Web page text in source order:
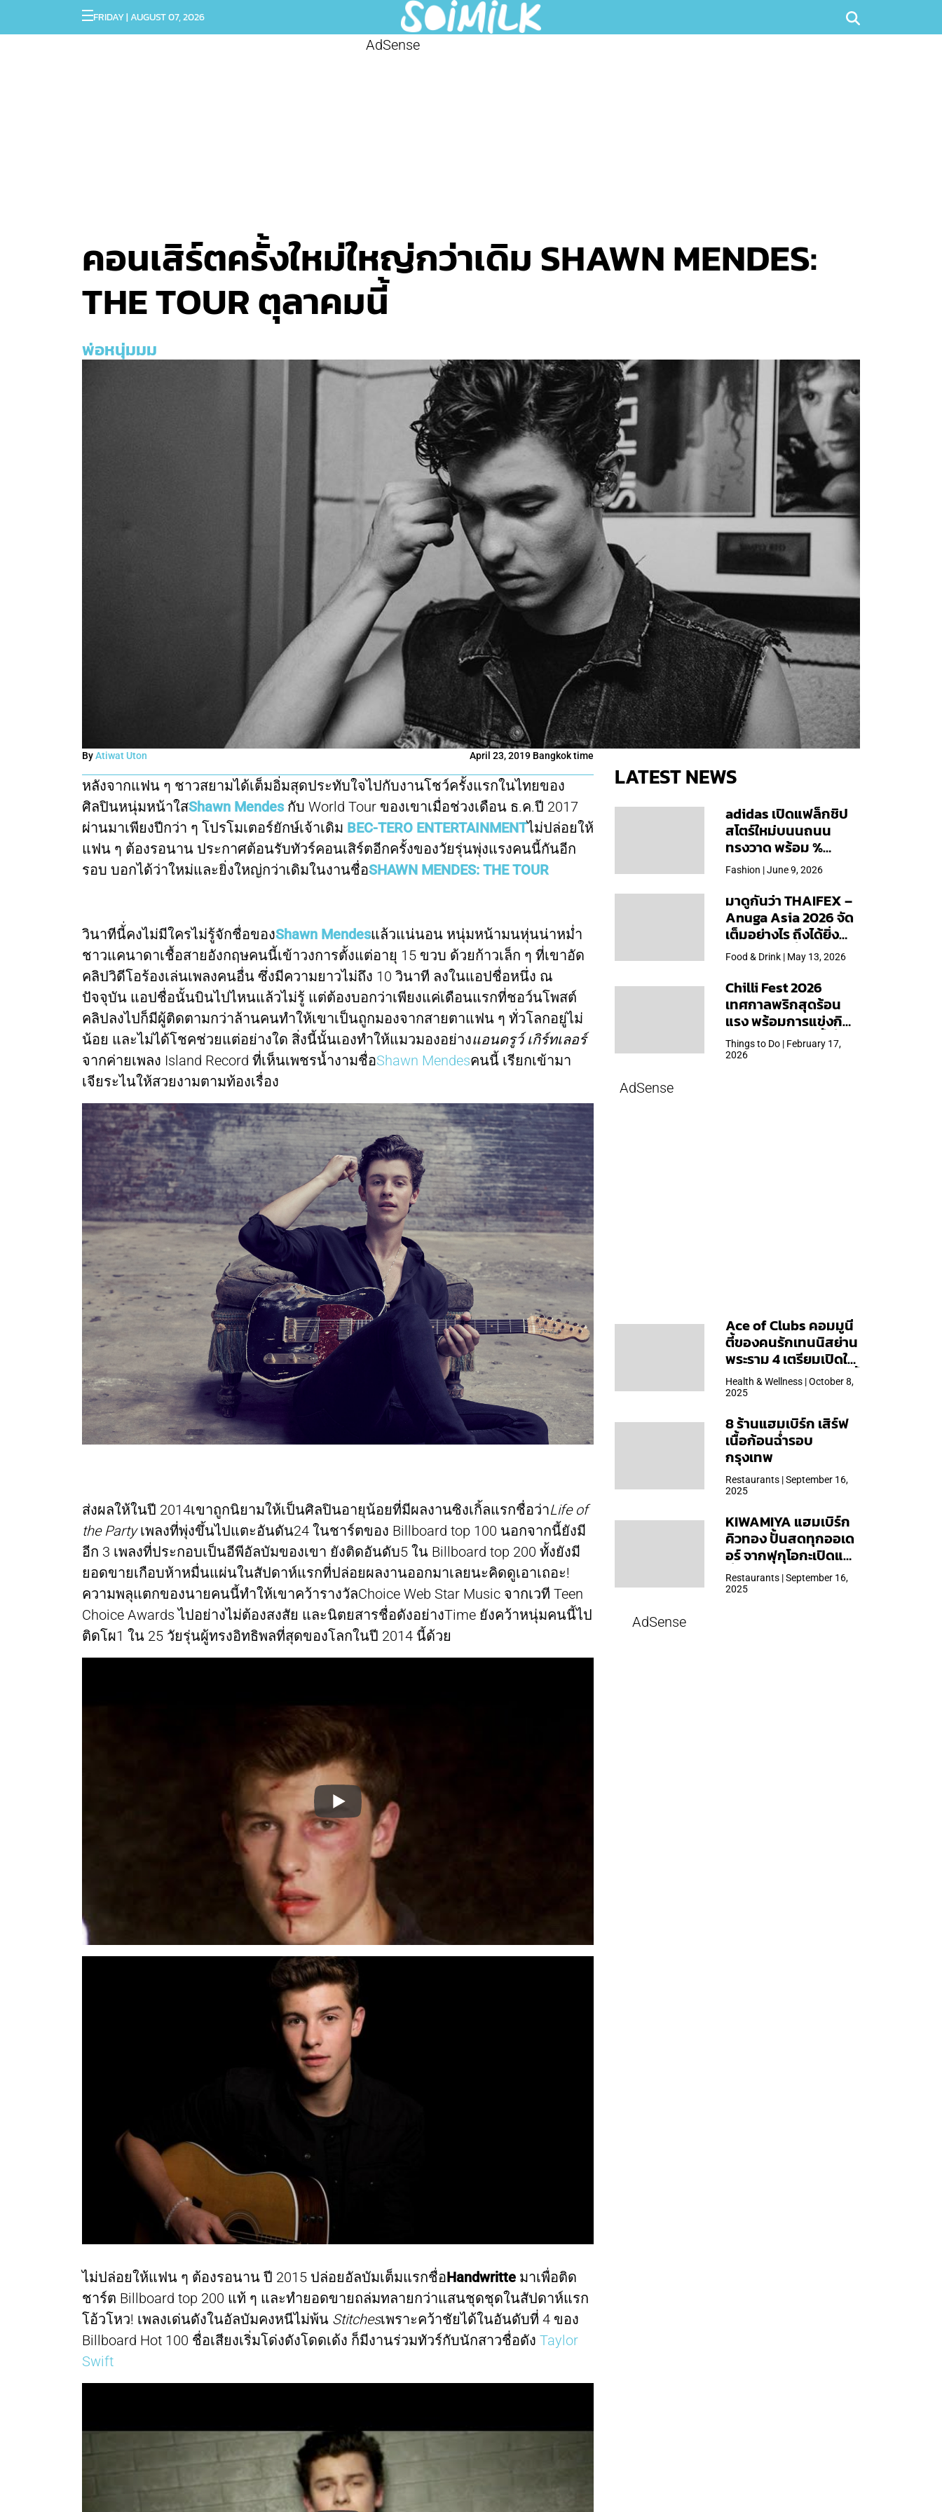
FRIDAY | AUGUST 07, 2026
AdSense
คอนเสิร์ตครั้งใหม่ใหญ่กว่าเดิม SHAWN MENDES:
THE TOUR ตุลาคมนี้
พ่อหนุ่มมม
ByAtiwat Uton April 23, 2019 Bangkok time
หลังจากแฟน ๆ ชาวสยามได้เต็มอิ่มสุดประทับใจไปกับงานโชว์ครั้งแรกในไทยของ
ศิลปินหนุ่มหน้าใสShawn Mendesกับ World Tour ของเขาเมื่อช่วงเดือน ธ.ค.ปี 2017
ผ่านมาเพียงปีกว่า ๆ โปรโมเตอร์ยักษ์เจ้าเดิม BEC-TERO ENTERTAINMENTไม่ปล่อยให้
แฟน ๆ ต้องรอนาน ประกาศต้อนรับทัวร์คอนเสิร์ตอีกครั้งของวัยรุ่นพุ่งแรงคนนี้กันอีก
รอบ บอกได้ว่าใหม่และยิ่งใหญ่กว่าเดิมในงานชื่อSHAWN MENDES: THE TOUR
วินาทีนี้่คงไม่มีใครไม่รู้จักชื่อของShawn Mendesแล้วแน่นอน หนุ่มหน้ามนหุ่นน่าหม่ำ
ชาวแคนาดาเชื้อสายอังกฤษคนนี้เข้าวงการตั้งแต่อายุ 15 ขวบ ด้วยก้าวเล็ก ๆ ที่เขาอัด
คลิปวิดีโอร้องเล่นเพลงคนอื่น ซึ่งมีความยาวไม่ถึง 10 วินาที ลงในแอปชื่อหนึ่ง ณ
ปัจจุบัน แอปชื่อนั้นบินไปไหนแล้วไม่รู้ แต่ต้องบอกว่าเพียงแค่เดือนแรกที่ชอว์นโพสต์
คลิปลงไปก็มีผู้ติดตามกว่าล้านคนทำให้เขาเป็นถูกมองจากสายตาแฟน ๆ ทั่วโลกอยู่ไม่
น้อย และไม่ได้โชคช่วยแต่อย่างใด สิ่งนี้นั้นเองทำให้แมวมองอย่างแอนดรูว์ เกิร์ทเลอร์
จากค่ายเพลง Island Record ที่เห็นเพชรน้ำงามชื่อShawn Mendesคนนี้ เรียกเข้ามา
เจียระไนให้สวยงามตามท้องเรื่อง
ส่งผลให้ในปี 2014เขาถูกนิยามให้เป็นศิลปินอายุน้อยที่มีผลงานซิงเกิ้ลแรกชื่อว่าLife of
the Partyเพลงที่พุ่งขึ้นไปแตะอันดัน24 ในชาร์ตของ Billboard top 100 นอกจากนี้ยังมี
อีก 3 เพลงที่ประกอบเป็นอีพีอัลบัมของเขา ยังติดอันดับ5 ใน Billboard top 200 ทั้งยังมี
ยอดขายเกือบห้าหมื่นแผ่นในสัปดาห์แรกที่ปล่อยผลงานออกมาเลยนะคิดดูเอาเถอะ!
ความพลุแตกของนายคนนี้ทำให้เขาคว้ารางวัลChoice Web Star Music จากเวที Teen
Choice Awards ไปอย่างไม่ต้องสงสัย และนิตยสารชื่อดังอย่างTime ยังคว้าหนุ่มคนนี้ไป
ติดโผ1 ใน 25 วัยรุ่นผู้ทรงอิทธิพลที่สุดของโลกในปี 2014 นี้ด้วย
ไม่ปล่อยให้แฟน ๆ ต้องรอนาน ปี 2015 ปล่อยอัลบัมเต็มแรกชื่อHandwritte มาเพื่อติด
ชาร์ต Billboard top 200 แท้ ๆ และทำยอดขายถล่มทลายกว่าแสนชุดชุดในสัปดาห์แรก
โอ้วโหว! เพลงเด่นดังในอัลบัมคงหนีไม่พ้น Stitchesเพราะคว้าชัยได้ในอันดับที่ 4 ของ
Billboard Hot 100 ชื่อเสียงเริ่มโด่งดังโดดเด้ง ก็มีงานร่วมทัวร์กับนักสาวชื่อดัง Taylor
Swift
LATEST NEWS
adidas เปิดแฟล็กชิป
สโตร์ใหม่บนนถนน
ทรงวาด พร้อม %
Arabica และคอลเลก
ชันพิเศษเฉพาะสาขา
Fashion | June 9, 2026
มาดูกันว่า THAIFEX –
Anuga Asia 2026 จัด
เต็มอย่างไร ถึงได้ยิ่ง
ใหญ่สุดเท่าที่เคยจัดมา
Food & Drink | May 13, 2026
Chilli Fest 2026
เทศกาลพริกสุดร้อน
แรง พร้อมการแข่งกิน
พริก จัด 28 มี.ค.นี้ ที่โรง
แรมคิมป์ตัน มาลัยฯ
Things to Do | February 17,
2026
AdSense
Ace of Clubs คอมมูนี
ตี้ของคนรักเทนนิสย่าน
พระราม 4 เตรียมเปิดให้
บริการวันแรก 19 ต.ค. นี้
Health & Wellness | October 8,
2025
8 ร้านแฮมเบิร์ก เสิร์ฟ
เนื้อก้อนฉ่ำรอบ
กรุงเทพ
Restaurants | September 16,
2025
KIWAMIYA แฮมเบิร์ก
คิวทอง ปั้นสดทุกออเด
อร์ จากฟุกุโอกะเปิดแล้ว
ที่ Central Park
Restaurants | September 16,
2025
AdSense